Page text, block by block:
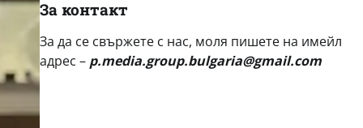
За контакт
За да се свържете с нас, моля пишете на имейл
адрес – p.media.group.bulgaria@gmail.com